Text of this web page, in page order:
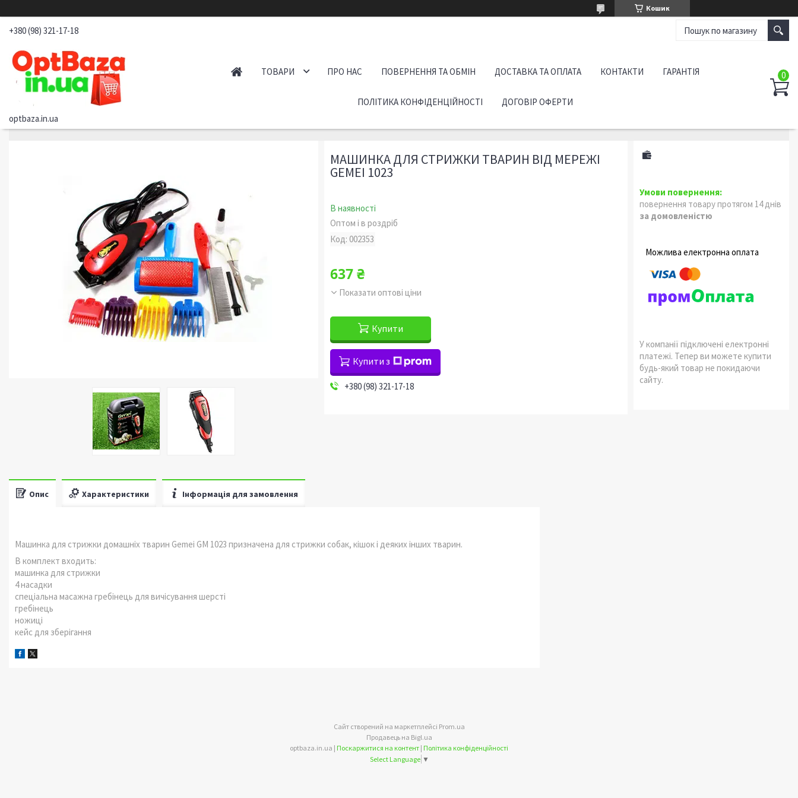
Кошик
+380 (98) 321-17-18
optbaza.in.ua
ТОВАРИ ПРО НАС ПОВЕРНЕННЯ ТА ОБМІН ДОСТАВКА ТА ОПЛАТА КОНТАКТИ ГАРАНТІЯ
ПОЛІТИКА КОНФІДЕНЦІЙНОСТІ ДОГОВІР ОФЕРТИ
МАШИНКА ДЛЯ СТРИЖКИ ТВАРИН ВІД МЕРЕЖІ
GEMEI 1023
В наявності
Оптом і в роздріб
Код: 002353
637 ₴
Показати оптові ціни
Купити
Купити з
+380 (98) 321-17-18
повернення товару протягом 14 днів
за домовленістю
У компанії підключені електронні
платежі. Тепер ви можете купити
будь-який товар не покидаючи
сайту.
Опис Характеристики Інформація для замовлення
Машинка для стрижки домашніх тварин Gemei GM 1023 призначена для стрижки собак, кішок і деяких інших тварин.
В комплект входить:
машинка для стрижки
4 насадки
спеціальна масажна гребінець для вичісування шерсті
гребінець
ножиці
кейс для зберігання
Сайт створений на маркетплейсі Prom.ua
Продавець на Bigl.ua
optbaza.in.ua | Поскаржитися на контент | Політика конфіденційності
Select Language ▼